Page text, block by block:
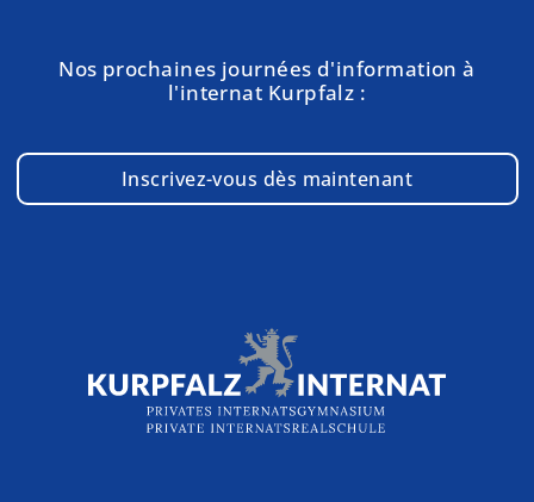
Nos prochaines journées d'information à
l'internat Kurpfalz :
Inscrivez-vous dès maintenant